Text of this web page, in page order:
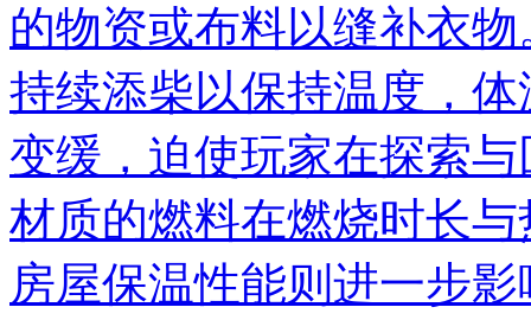
的物资或布料以缝补衣
持续添柴以保持温度，
变缓，迫使玩家在探索
材质的燃料在燃烧时长
房屋保温性能则进一步